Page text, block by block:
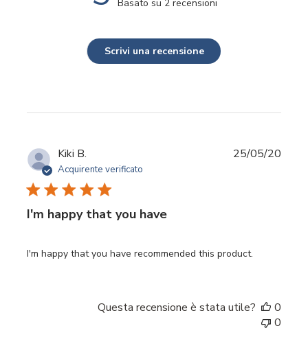
Basato su 2 recensioni
Scrivi una recensione
Kiki B.
Acquirente verificato
I'm happy that you have
I'm happy that you have recommended this product.
Data
25/05/20
Questa recensione è stata utile?
0
0